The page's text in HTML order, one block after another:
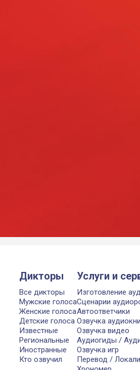
Дикторы
Все дикторы
Мужские голоса
Женские голоса
Детские голоса
Известные
Региональные
Иностранные
Кто озвучил
Услуги и
Изготовление
Сценарии
Автоответчики
Озвучка
Озвучка видео
Аудиогиды /
Озвучка игр
Перевод /